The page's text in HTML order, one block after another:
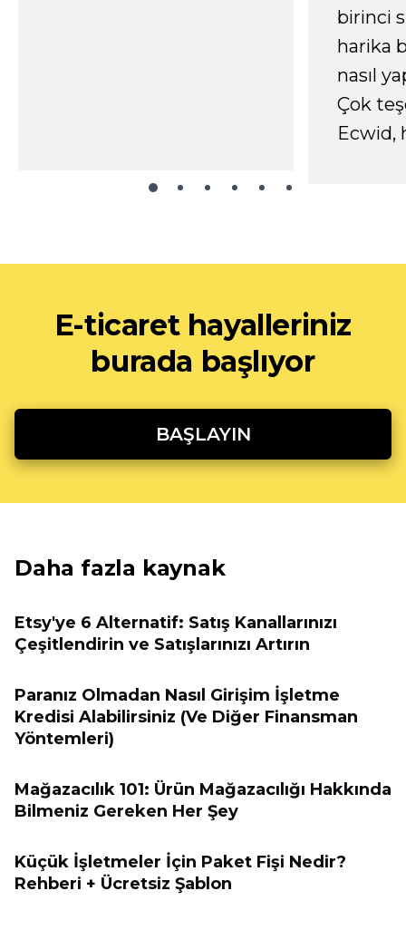
birinci
harika
nasıl
Çok
Ecwid,
E-ticaret hayalleriniz
burada başlıyor
BAŞLAYIN
Daha fazla kaynak
Etsy'ye 6 Alternatif: Satış Kanallarınızı
Çeşitlendirin ve Satışlarınızı Artırın
Paranız Olmadan Nasıl Girişim İşletme
Kredisi Alabilirsiniz (Ve Diğer Finansman
Yöntemleri)
Mağazacılık 101: Ürün Mağazacılığı Hakkında
Bilmeniz Gereken Her Şey
Küçük İşletmeler İçin Paket Fişi Nedir?
Rehberi + Ücretsiz Şablon